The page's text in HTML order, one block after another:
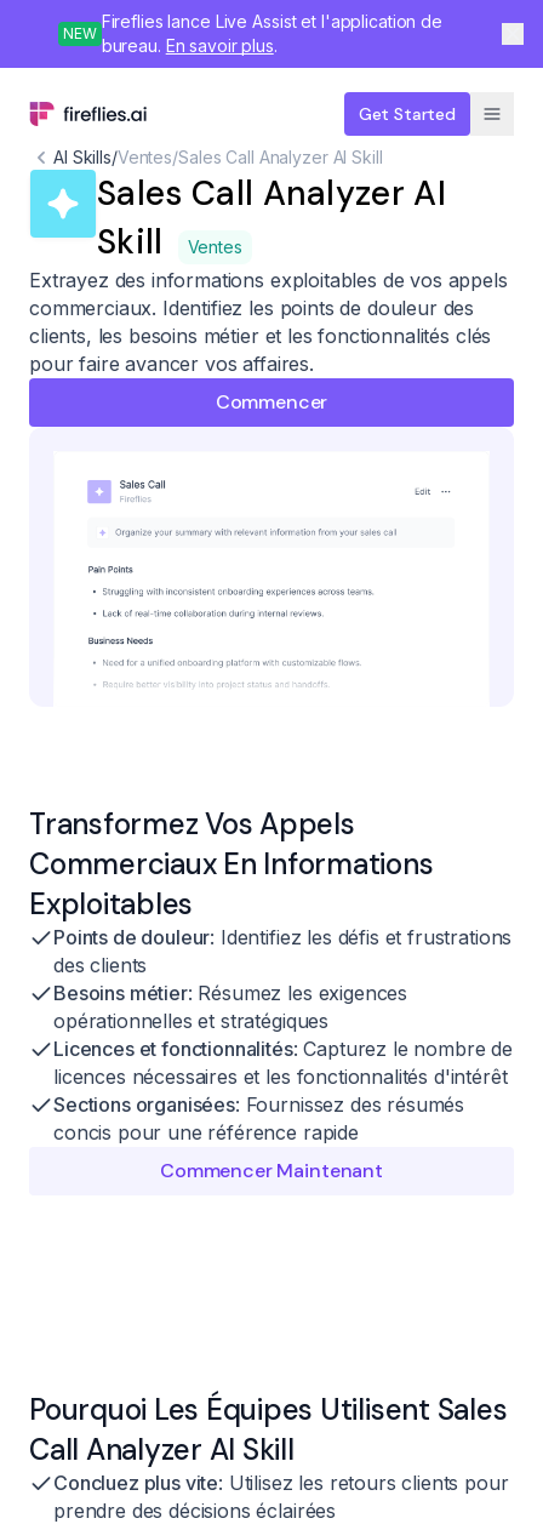
NEW
Fireflies lance Live Assist et l'application de
bureau. En savoir plus.
Get Started
AI Skills/Ventes/Sales Call Analyzer AI Skill
Sales Call Analyzer AI
Skill
Ventes
Extrayez des informations exploitables de vos appels
commerciaux. Identifiez les points de douleur des
clients, les besoins métier et les fonctionnalités clés
pour faire avancer vos affaires.
Commencer
Transformez Vos Appels
Commerciaux En Informations
Exploitables
Points de douleur: Identifiez les défis et frustrations
des clients
Besoins métier: Résumez les exigences
opérationnelles et stratégiques
Licences et fonctionnalités: Capturez le nombre de
licences nécessaires et les fonctionnalités d'intérêt
Sections organisées: Fournissez des résumés
concis pour une référence rapide
Commencer Maintenant
Pourquoi Les Équipes Utilisent Sales
Call Analyzer AI Skill
Concluez plus vite: Utilisez les retours clients pour
prendre des décisions éclairées